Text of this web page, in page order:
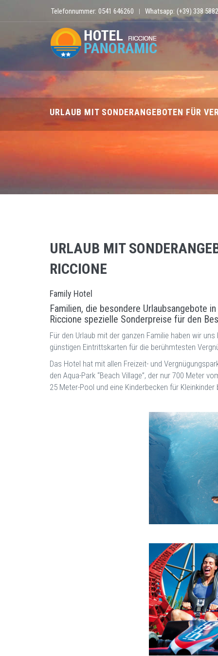
Telefonnummer: 0541 646260 | Whatsapp: (+39) 338
URLAUB MIT SONDERANGEBOTEN FÜR
URLAUB MIT
RICCIONE
Family Hotel
Familien, die besondere Urlaubsangebote
Riccione spezielle Sonderpreise für den
Für den Urlaub mit der ganzen Familie haben wir
günstigen Eintrittskarten für die berühmtesten
Das Hotel hat mit allen Freizeit- und
den Aqua-Park “Beach Village”, der nur 700 Meter
25 Meter-Pool und eine Kinderbecken für